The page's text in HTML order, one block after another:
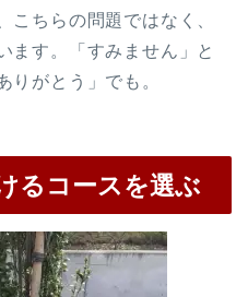
こちらの問題ではなく、
ます。「すみません」と
りがとう」でも。
るコースを選ぶ